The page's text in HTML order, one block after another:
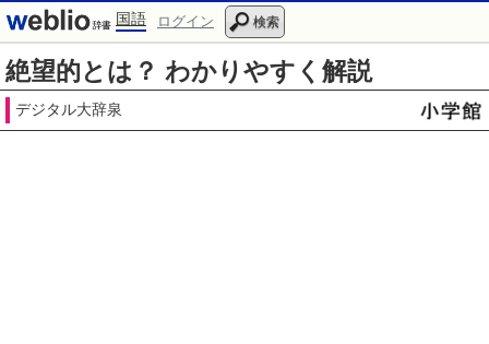
国語 ログイン 検索
絶望的とは？ わかりやすく解説
デジタル大辞泉